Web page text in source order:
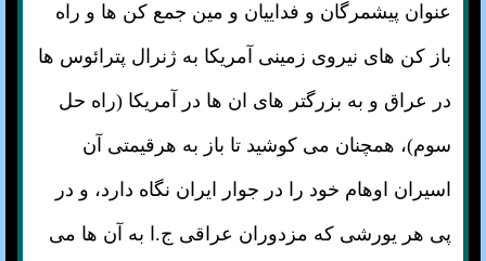
عنوان پیشمرگان و فداییان و مین جمع کن ها و راه
باز کن های نیروی زمینی آمریکا به ژنرال پترائوس ها
در عراق و به بزرگتر های ان ها در آمریکا (راه حل
سوم)، همچنان می کوشید تا باز به هرقیمتی آن
اسیران اوهام خود را در جوار ایران نگاه دارد، و در
پی هر یورشی که مزدوران عراقی ج.ا به آن ها می